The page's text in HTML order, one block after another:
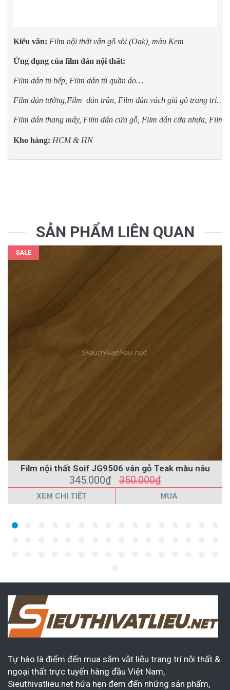
Kiểu vân: Film nội thất vân gỗ sồi (Oak), màu Kem
Ứng dụng của film dán nội thất:
Film dán tủ bếp, Film dán tủ quần áo…
Film dán tường,Film  dán trần, Film dán vách giả gỗ trang trí…
Film dán thang máy, Film dán cửa gỗ, Film dán cửa nhựa, Film
Kho hàng: HCM & HN
SẢN PHẨM LIÊN QUAN
SALE
Film nội thất Soif JG9506 vân gỗ Teak màu nâu
345.000₫350.000₫
XEM CHI TIẾT MUA
Tự hào là điểm đến mua sắm vật liệu trang trí nội thất &
ngoại thất trực tuyến hàng đầu Việt Nam,
Sieuthivatlieu.net hứa hẹn đem đến những sản phẩm,